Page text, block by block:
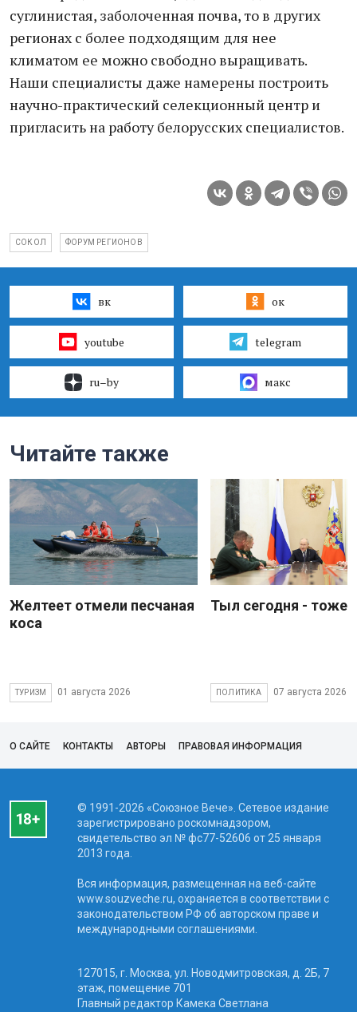
суглинистая, заболоченная почва, то в других
регионах с более подходящим для нее
климатом ее можно свободно выращивать.
Наши специалисты даже намерены построить
научно-практический селекционный центр и
пригласить на работу белорусских специалистов.
СОКОЛ ФОРУМ РЕГИОНОВ
вк ок
youtube telegram
ru–by макс
Читайте также
Желтеет отмели песчаная
коса
ТУРИЗМ 01 августа 2026
Тыл сегодня - тоже
ПОЛИТИКА 07 августа 2026
О САЙТЕ КОНТАКТЫ АВТОРЫ ПРАВОВАЯ ИНФОРМАЦИЯ
© 1991-2026 «Союзное Вече». Сетевое издание
зарегистрировано роскомнадзором,
свидетельство эл № фc77-52606 от 25 января
2013 года.
Вся информация, размещенная на веб-сайте
www.souzveche.ru, охраняется в соответствии с
законодательством РФ об авторском праве и
международными соглашениями.
127015, г. Москва, ул. Новодмитровская, д. 2Б, 7
этаж, помещение 701
Главный редактор Камека Светлана